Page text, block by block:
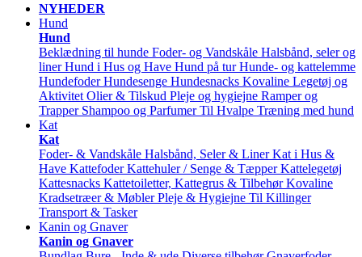
NYHEDER
Hund
Hund
Beklædning til hunde Foder- og Vandskåle Halsbånd, seler og
liner Hund i Hus og Have Hund på tur Hunde- og kattelemme
Hundefoder Hundesenge Hundesnacks Kovaline Legetøj og
Aktivitet Olier & Tilskud Pleje og hygiejne Ramper og
Trapper Shampoo og Parfumer Til Hvalpe Træning med hund
Kat
Kat
Foder- & Vandskåle Halsbånd, Seler & Liner Kat i Hus &
Have Kattefoder Kattehuler / Senge & Tæpper Kattelegetøj
Kattesnacks Kattetoiletter, Kattegrus & Tilbehør Kovaline
Kradsetræer & Møbler Pleje & Hygiejne Til Killinger
Transport & Tasker
Kanin og Gnaver
Kanin og Gnaver